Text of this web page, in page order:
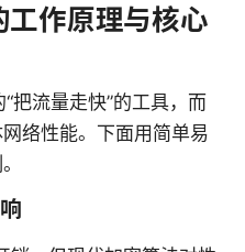
作原理与核心
把流量走快”的工具，而
络性能。下面用简单易